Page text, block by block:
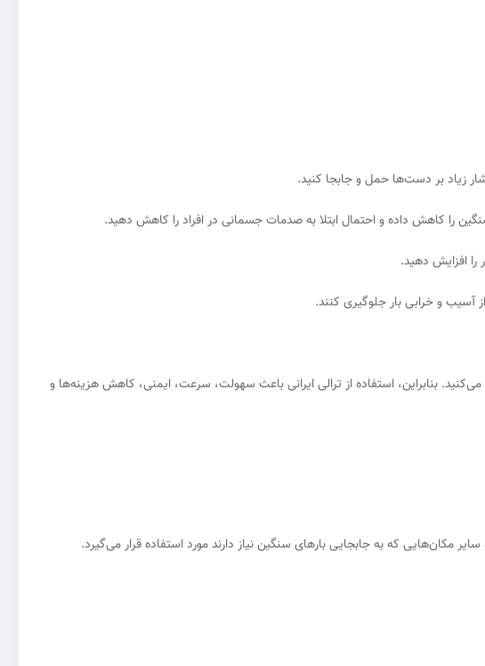
فشار زیاد بر دست‌ها حمل و جابجا کنید.
را کاهش داده و احتمال ابتلا به صدمات جسمانی در افراد را کاهش دهید.
را افزایش دهید.
بنابراین، استفاده از ترالی ایرانی باعث سهولت، سرعت، ایمنی، کاهش هزینه‌ها و
مکان‌هایی که به جابجایی بارهای سنگین نیاز دارند مورد استفاده قرار می‌گیرد.